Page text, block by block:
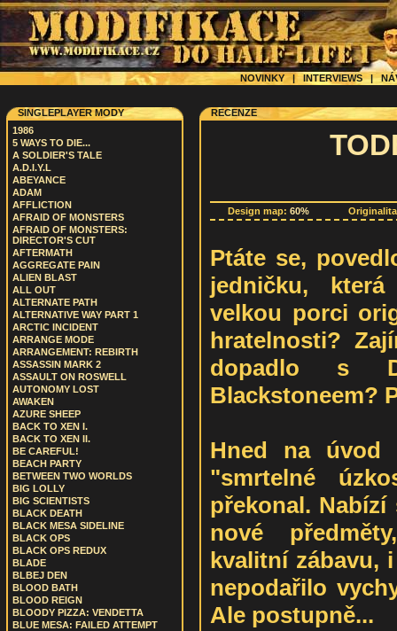
NOVINKY | INTERVIEWS|
SINGLEPLAYER MODY
1986
5 WAYS TO DIE...
A SOLDIER'S TALE
A.D.I.Y.L
ABEYANCE
ADAM
AFFLICTION
AFRAID OF MONSTERS
AFRAID OF MONSTERS:
DIRECTOR'S CUT
AFTERMATH
AGGREGATE PAIN
ALIEN BLAST
ALL OUT
ALTERNATE PATH
ALTERNATIVE WAY PART 1
ARCTIC INCIDENT
ARRANGE MODE
ARRANGEMENT: REBIRTH
ASSASSIN MARK 2
ASSAULT ON ROSWELL
AUTONOMY LOST
AWAKEN
AZURE SHEEP
BACK TO XEN I.
BACK TO XEN II.
BE CAREFUL!
BEACH PARTY
BETWEEN TWO WORLDS
BIG LOLLY
BIG SCIENTISTS
BLACK DEATH
BLACK MESA SIDELINE
BLACK OPS
BLACK OPS REDUX
BLADE
BLBEJ DEN
BLOOD BATH
BLOOD REIGN
BLOODY PIZZA: VENDETTA
BLUE MESA: FAILED ATTEMPT
RECENZE
Design map: 60%
Ptáte se,
jedničku,
velkou porci
hratelnosti?
dopadlo s
Blackstoneem?
Hned na
"smrtelné
překonal.
nové
kvalitní zábavu,
nepodařilo
Ale postupně...